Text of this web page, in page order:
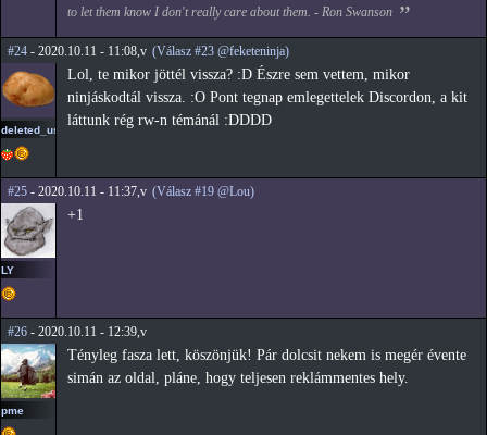
to let them know I don't really care about them. - Ron Swanson
#24 - 2020.10.11 - 11:08,v (Válasz #23 @feketeninja)
deleted_user_2
Lol, te mikor jöttél vissza? :D Észre sem vettem, mikor
ninjáskodtál vissza. :O Pont tegnap emlegettelek Discordon, a kit
láttunk rég rw-n témánál :DDDD
#25 - 2020.10.11 - 11:37,v (Válasz #19 @Lou)
LY
+1
#26 - 2020.10.11 - 12:39,v
pme
Tényleg fasza lett, köszönjük! Pár dolcsit nekem is megér évente
simán az oldal, pláne, hogy teljesen reklámmentes hely.